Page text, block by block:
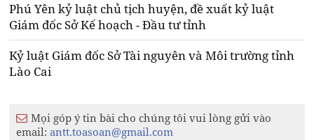
Phú Yên kỷ luật chủ tịch huyện, đề xuất kỷ luật
Giám đốc Sở Kế hoạch - Đầu tư tỉnh
Kỷ luật Giám đốc Sở Tài nguyên và Môi trường tỉnh
Lào Cai
Mọi góp ý tin bài cho chúng tôi vui lòng gửi vào
email:antt.toasoan@gmail.com